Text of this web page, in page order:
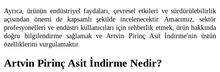
Ayrıca, ürünün endüstriyel faydaları, çevresel etkileri ve sürdürülebilirlik
açısından önemi de kapsamlı şekilde incelenecektir. Amacımız, sektör
profesyonelleri ve endüstri kullanıcıları için rehberlik etmek, ürün hakkında
doğru bilgilendirme sağlamak ve Artvin Pirinç Asit İndirme'nin üstün
özelliklerini vurgulamaktır.
Artvin Pirinç Asit İndirme Nedir?